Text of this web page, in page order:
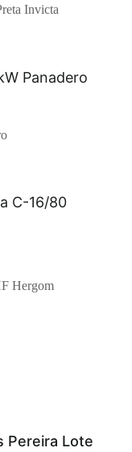
Invicta
Hergom
Pereira Lote